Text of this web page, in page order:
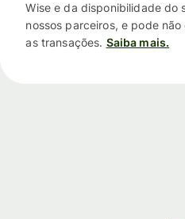
Wise e da disponibilidade do
nossos parceiros, e pode
as transações. Saiba mais.